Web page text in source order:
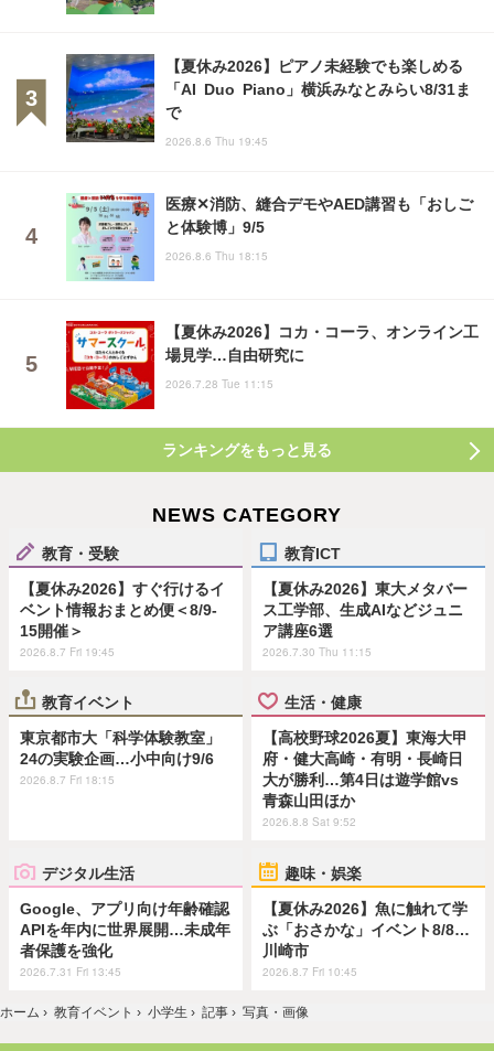
【夏休み2026】ピアノ未経験でも楽しめる
「AI Duo Piano」横浜みなとみらい8/31ま
で
2026.8.6 Thu 19:45
医療✕消防、縫合デモやAED講習も「おしご
と体験博」9/5
2026.8.6 Thu 18:15
【夏休み2026】コカ・コーラ、オンライン工
場見学…自由研究に
2026.7.28 Tue 11:15
ランキングをもっと見る
NEWS CATEGORY
教育・受験
【夏休み2026】すぐ行けるイ
ベント情報おまとめ便＜8/9-
15開催＞
2026.8.7 Fri 19:45
教育ICT
【夏休み2026】東大メタバー
ス工学部、生成AIなどジュニ
ア講座6選
2026.7.30 Thu 11:15
教育イベント
東京都市大「科学体験教室」
24の実験企画…小中向け9/6
2026.8.7 Fri 18:15
生活・健康
【高校野球2026夏】東海大甲
府・健大高崎・有明・長崎日
大が勝利…第4日は遊学館vs
青森山田ほか
2026.8.8 Sat 9:52
デジタル生活
Google、アプリ向け年齢確認
APIを年内に世界展開…未成年
者保護を強化
2026.7.31 Fri 13:45
趣味・娯楽
【夏休み2026】魚に触れて学
ぶ「おさかな」イベント8/8…
川崎市
2026.8.7 Fri 10:45
ホーム › 教育イベント › 小学生 › 記事 › 写真・画像